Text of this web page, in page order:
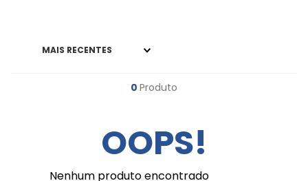
MAIS RECENTES
0 Produto
OOPS!
Nenhum produto encontrado